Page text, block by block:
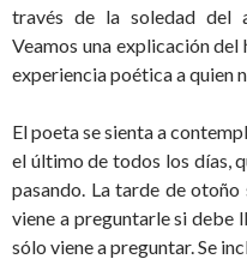
través de la soledad del
Veamos una explicación del
experiencia poética a quien
El poeta se sienta a
el último de todos los días,
pasando. La tarde de
viene a preguntarle si debe
sólo viene a preguntar. Se